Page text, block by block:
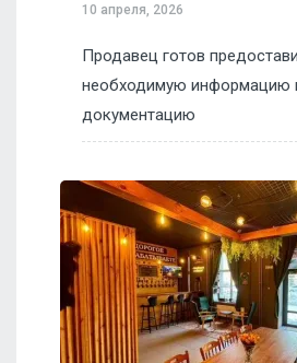
10 апреля, 2026
Продавец готов
необходимую информацию
документацию